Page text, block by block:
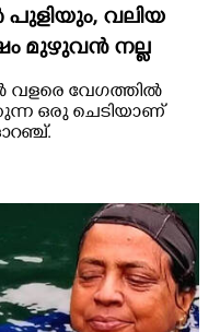
പുളിയും, വലിയ
മുഴുവൻ നല്ല
വളരെ വേഗത്തിൽ
ഒരു ചെടിയാണ്